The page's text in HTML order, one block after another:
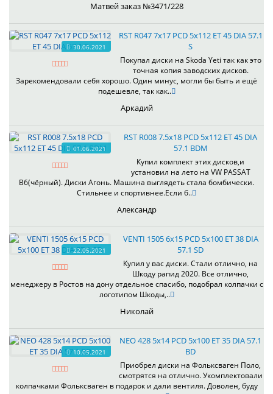
Матвей заказ №3471/228
30.06.2021
RST R047 7x17 PCD 5x112 ET 45 DIA 57.1
S
Покупал диски на Skoda Yeti так как это
точная копия заводских дисков.
Зарекомендовали себя хорошо. Один минус, могли бы быть и ещё
подешевле, так как..
Аркадий
01.06.2021
RST R008 7.5x18 PCD 5x112 ET 45 DIA
57.1 BDM
Купил комплект этих дисков,и
установил на лето на VW PASSAT
B6(чёрный). Диски Агонь. Машина выглядеть стала бомбически.
Стильнее и спортивнее.Если б..
Александр
22.05.2021
VENTI 1505 6x15 PCD 5x100 ET 38 DIA
57.1 SD
Купил у вас диски. Стали отлично, на
Шкоду рапид 2020. Все отлично,
менеджеру в Ростов на дону отдельное спасибо, подобрал колпачки с
логотипом Шкоды,..
Николай
10.05.2021
NEO 428 5x14 PCD 5x100 ET 35 DIA 57.1
BD
Приобрел диски на Фольксваген Поло,
смотрятся на отлично. Укомплектовали
колпачками Фольксваген в подарок и дали вентиля. Доволен, буду